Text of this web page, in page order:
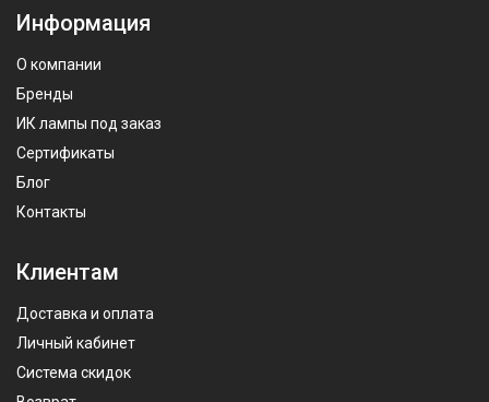
Информация
О компании
Бренды
ИК лампы под заказ
Сертификаты
Блог
Контакты
Клиентам
Доставка и оплата
Личный кабинет
Система скидок